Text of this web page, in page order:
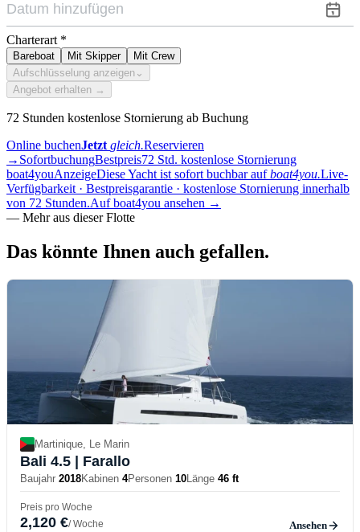
Charterart *
Bareboat Mit Skipper
Mit Crew
Aufschlüsselung anzeigen ⌄
Angebot erhalten →
72 Stunden kostenlose Stornierung ab Buchung
Online buchenJetzt gleich.Reservieren
→ SofortbuchungBestpreis72 Std. kostenlose Stornierung
boat4youAnzeigeDiese Yacht ist sofort buchbar auf boat4you.Live-
Verfügbarkeit · Bestpreisgarantie · kostenlose Stornierung innerhalb
von 72 Stunden.Auf boat4you ansehen →
— Mehr aus dieser Flotte
Das könnte Ihnen auch gefallen.
Martinique, Le Marin
Bali 4.5 | Farallo
Baujahr 2018Kabinen 4Personen 10Länge 46 ft
Preis pro Woche
2,120 €/ Woche Ansehen